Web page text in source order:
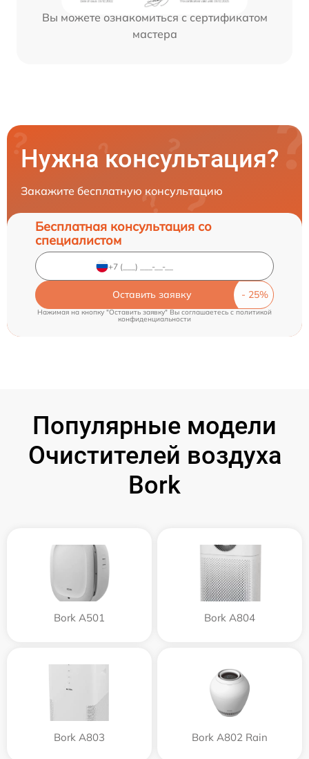
Вы можете ознакомиться с сертификатом
мастера
Нужна консультация?
Закажите бесплатную консультацию
Бесплатная консультация со
специалистом
Оставить заявку
Нажимая на кнопку "Оставить заявку" Вы соглашаетесь cполитикой
конфиденциальности
Популярные модели
Очистителей воздуха
Bork
Bork A501 Bork A804
Bork A803 Bork A802 Rain